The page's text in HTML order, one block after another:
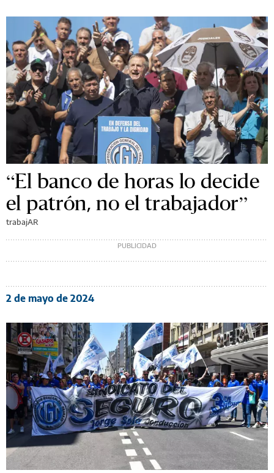
“El banco de horas lo decide
el patrón, no el trabajador”
trabajAR
2 de mayo de 2024